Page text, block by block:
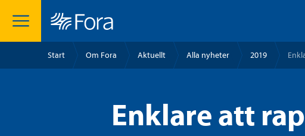
Start Om Fora Aktuellt Alla nyheter 2019
Enklare att